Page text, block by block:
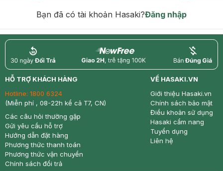
Bạn đã có tài khoản Hasaki?Đăng nhập
return nowfree price
HỖ TRỢ KHÁCH HÀNG
Hotline: 1800 6324
(Miễn phí , 08-22h kể cả T7, CN)
Các câu hỏi thường gặp
Gửi yêu cầu hỗ trợ
Hướng dẫn đặt hàng
Phương thức thanh toán
Phương thức vận chuyển
Chính sách đổi trả
VỀ HASAKI.VN
Giới thiệu Hasaki.vn
Chính sách bảo mật
Điều khoản sử dụng
Hasaki cẩm nang
Tuyển dụng
Liên hệ